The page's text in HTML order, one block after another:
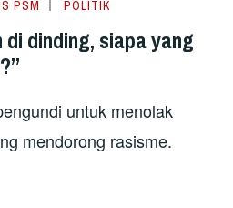
PSM POLITIK
di dinding, siapa yang
untuk menolak
mendorong rasisme.